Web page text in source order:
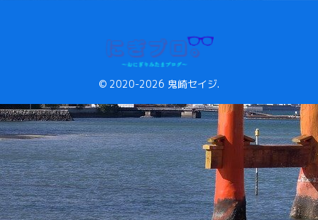
© 2020-2026 鬼崎セイジ.